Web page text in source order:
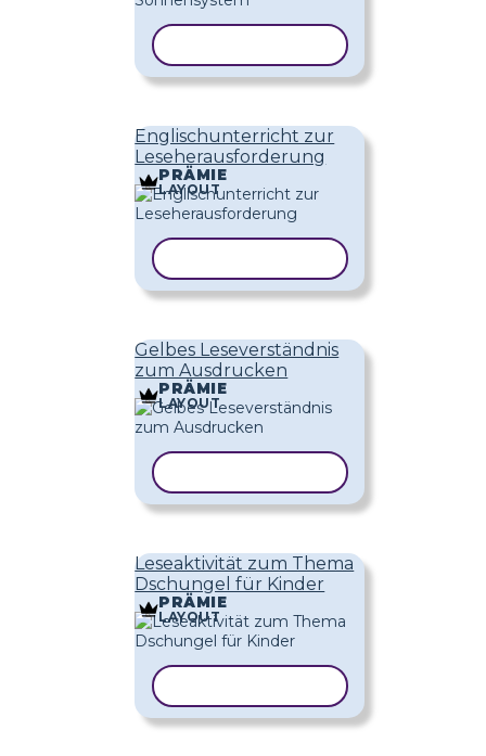
Englischunterricht zur
Leseherausforderung
PRÄMIE
LAYOUT
Gelbes Leseverständnis
zum Ausdrucken
PRÄMIE
LAYOUT
Leseaktivität zum Thema
Dschungel für Kinder
PRÄMIE
LAYOUT